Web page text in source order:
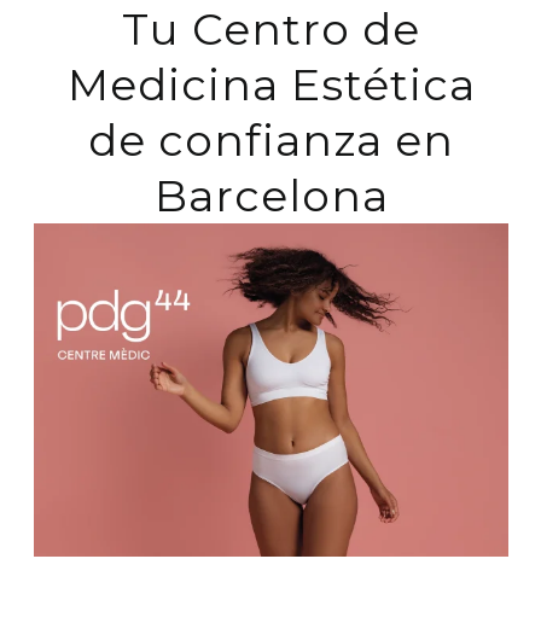
Tu Centro de
Medicina Estética
de confianza en
Barcelona